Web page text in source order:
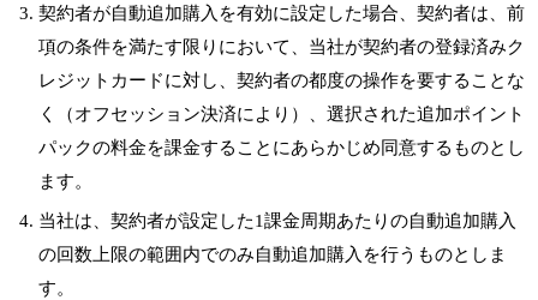
契約者が自動追加購入を有効に設定した場合、契約者は、前
項の条件を満たす限りにおいて、当社が契約者の登録済みク
レジットカードに対し、契約者の都度の操作を要することな
く（オフセッション決済により）、選択された追加ポイント
パックの料金を課金することにあらかじめ同意するものとし
ます。
当社は、契約者が設定した1課金周期あたりの自動追加購入
の回数上限の範囲内でのみ自動追加購入を行うものとしま
す。